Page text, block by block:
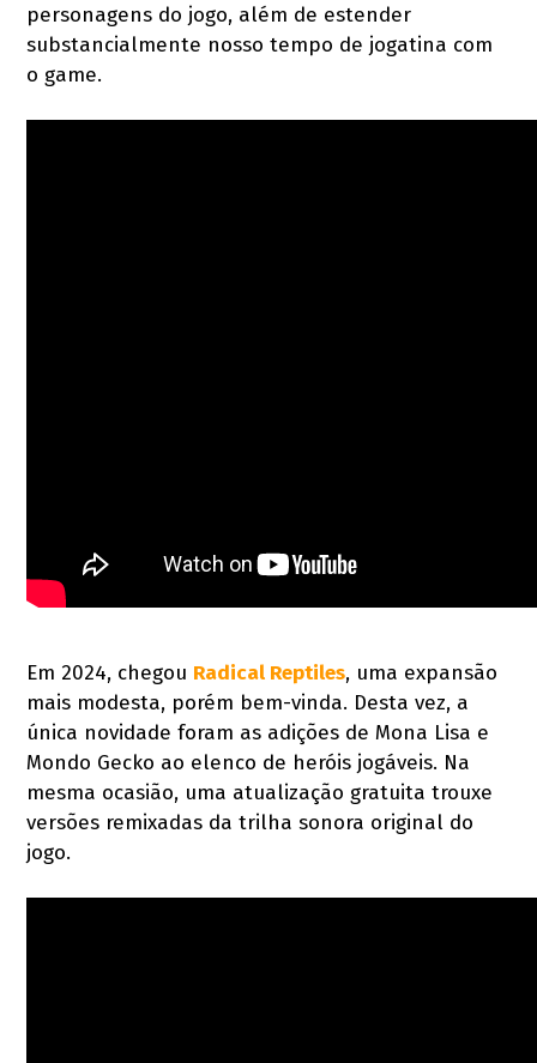
personagens do jogo, além de estender
substancialmente nosso tempo de jogatina com
o game.
Em 2024, chegou Radical Reptiles, uma expansão
mais modesta, porém bem-vinda. Desta vez, a
única novidade foram as adições de Mona Lisa e
Mondo Gecko ao elenco de heróis jogáveis. Na
mesma ocasião, uma atualização gratuita trouxe
versões remixadas da trilha sonora original do
jogo.